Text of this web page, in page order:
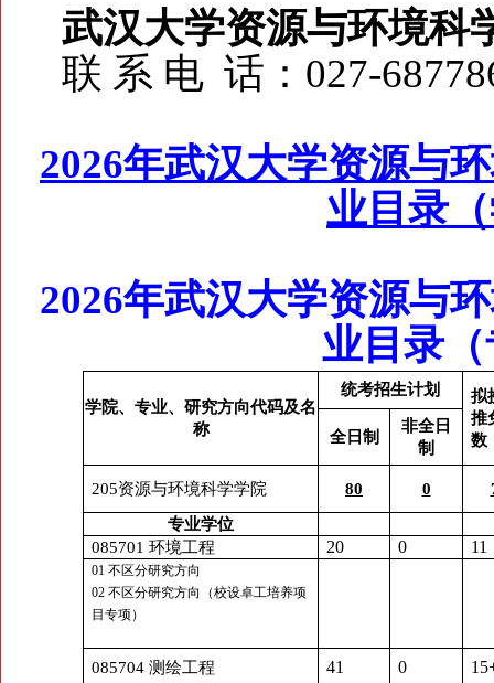
武汉大学资源与环境科
联 系 电 话：027-
2026年武汉大学资源与
业目录
2026年武汉大学资源与
业目录
学院、专业、研究方向代码及名
称
统考招生计划
拟
推
数
全日制
非全日
制
205资源与环境科学学院 80 0
专业学位
085701环境工程 20 0 11
01 不区分研究方向
02 不区分研究方向（校设卓工培养项
目专项）
085704测绘工程 41 0